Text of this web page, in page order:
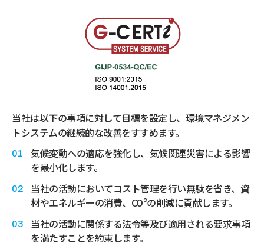
当社は以下の事項に対して目標を設定し、環境マネジメン
トシステムの継続的な改善をすすめます。
気候変動への適応を強化し、気候関連災害による影響
を最小化します。
当社の活動においてコスト管理を行い無駄を省き、資
材やエネルギーの消費、CO²の削減に貢献します。
当社の活動に関係する法令等及び適用される要求事項
を満たすことを約束します。